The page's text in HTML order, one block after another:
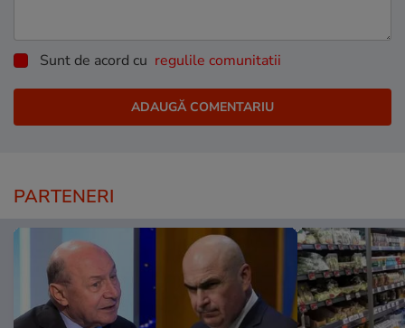
Sunt de acord cu regulile comunitatii
PARTENERI